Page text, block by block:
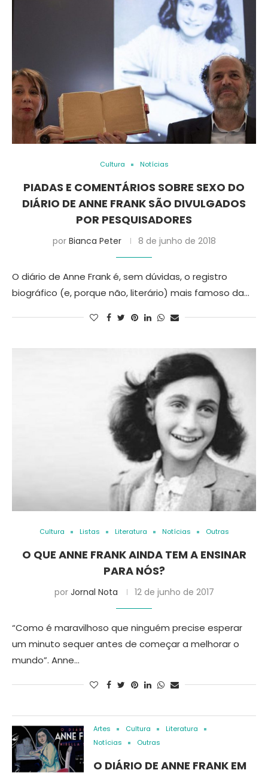
Cultura Notícias
PIADAS E COMENTÁRIOS SOBRE SEXO DO
DIÁRIO DE ANNE FRANK SÃO DIVULGADOS
POR PESQUISADORES
por Bianca Peter 8 de junho de 2018
O diário de Anne Frank é, sem dúvidas, o registro
biográfico (e, porque não, literário) mais famoso da…
Cultura Listas Literatura Notícias Outras
O QUE ANNE FRANK AINDA TEM A ENSINAR
PARA NÓS?
por Jornal Nota 12 de junho de 2017
“Como é maravilhoso que ninguém precise esperar
um minuto sequer antes de começar a melhorar o
mundo”. Anne…
Artes Cultura
Literatura
Notícias
Outras
O DIÁRIO DE ANNE FRANK EM